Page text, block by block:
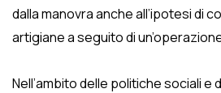
dalla manovra anche all’ipotesi di
artigiane a seguito di
Nell’ambito delle politiche sociali e